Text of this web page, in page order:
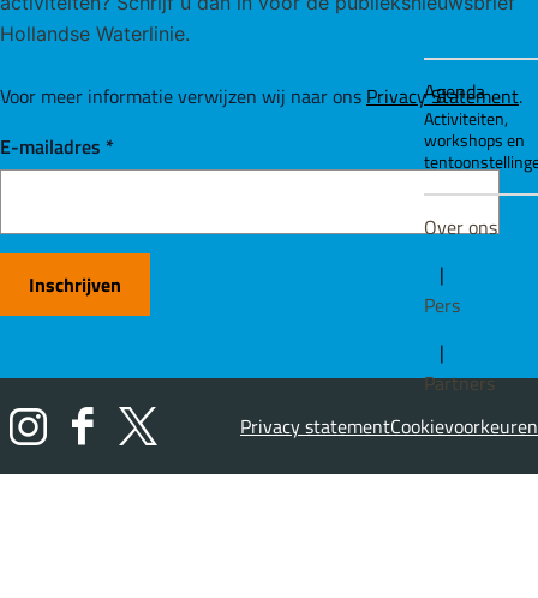
Agenda
Activiteiten,
workshops en
Over ons
|
Pers
|
Partners
Hollandse Waterlinie.
Voor meer informatie verwijzen wij naar ons Privacy Statement.
E-mailadres *
Inschrijven
I
n
F
a
X
H
Privacy statementCookievoorkeuren